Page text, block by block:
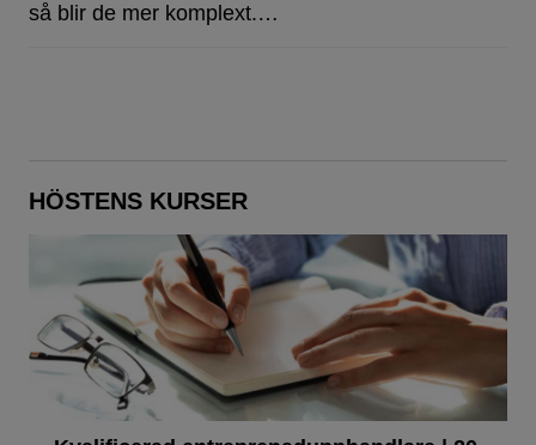
så blir de mer komplext.…
HÖSTENS KURSER